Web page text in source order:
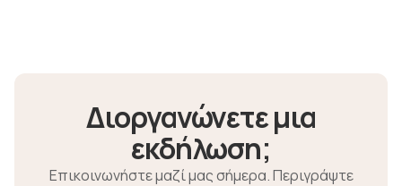
Διοργανώνετε μια
εκδήλωση;
Επικοινωνήστε μαζί μας σήμερα. Περιγράψτε